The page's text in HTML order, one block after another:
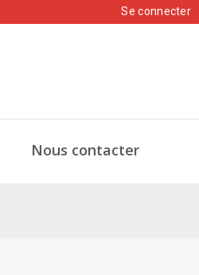
Se connecter
Nous contacter